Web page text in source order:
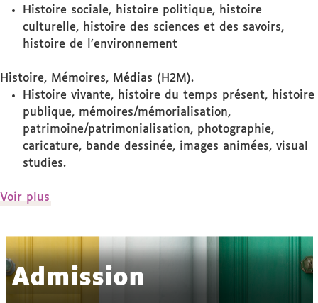
Histoire sociale, histoire politique, histoire
culturelle, histoire des sciences et des savoirs,
histoire de l’environnement
Histoire, Mémoires, Médias (H2M).
Histoire vivante, histoire du temps présent, histoire
publique, mémoires/mémorialisation,
patrimoine/patrimonialisation, photographie,
caricature, bande dessinée, images animées, visual
studies.
Voir plus
Admission